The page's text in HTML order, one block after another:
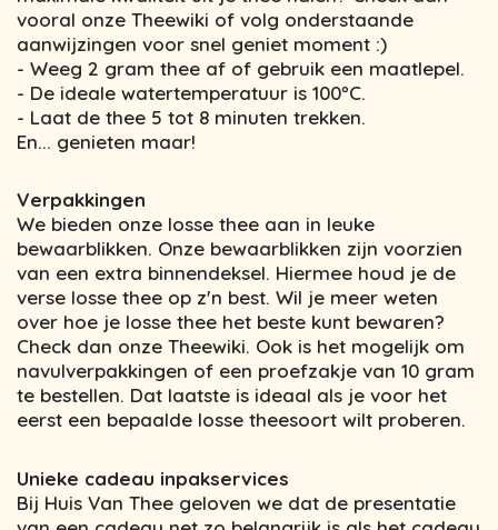
vooral onze Theewiki of volg onderstaande
aanwijzingen voor snel geniet moment :)
- Weeg 2 gram thee af of gebruik een maatlepel.
- De ideale watertemperatuur is 100ºC.
- Laat de thee 5 tot 8 minuten trekken.
En... genieten maar!
Verpakkingen
We bieden onze losse thee aan in leuke
bewaarblikken. Onze bewaarblikken zijn voorzien
van een extra binnendeksel. Hiermee houd je de
verse losse thee op z'n best. Wil je meer weten
over hoe je losse thee het beste kunt bewaren?
Check dan onze Theewiki. Ook is het mogelijk om
navulverpakkingen of een proefzakje van 10 gram
te bestellen. Dat laatste is ideaal als je voor het
eerst een bepaalde losse theesoort wilt proberen.
Unieke cadeau inpakservices
Bij Huis Van Thee geloven we dat de presentatie